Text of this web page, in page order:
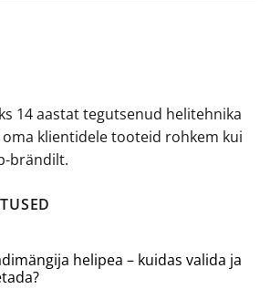
14 aastat tegutsenud helitehnika
klientidele tooteid rohkem kui
brändilt.
helipea – kuidas valida ja